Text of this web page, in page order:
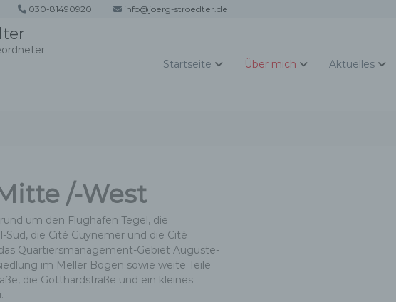
030-81490920 info@joerg-stroedter.de
Startseite
Über mich Aktuelles
/-West
um den Flughafen Tegel, die
Süd, die Cité Guynemer und die Cité
Quartiersmanagement-Gebiet Auguste-
im Meller Bogen sowie weite Teile
die Gotthardstraße und ein kleines